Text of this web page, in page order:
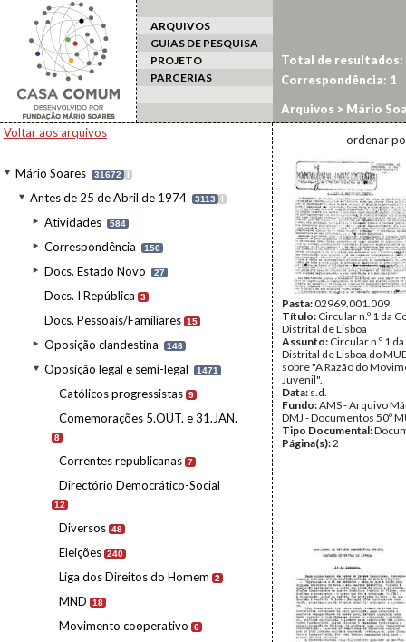
ARQUIVOS
GUIAS DE PESQUISA
PROJETO
PARCERIAS
Voltar aos arquivos
Mário Soares 31672 I
Antes de 25 de Abril de 1974 3113 I
Atividades 584
Correspondência 150
Docs. Estado Novo 27
Docs. I República 3
Docs. Pessoais/Familiares 15
Oposição clandestina 146
Oposição legal e semi-legal 1471
Católicos progressistas 9
Comemorações 5.OUT. e 31.JAN.
8
Correntes republicanas 7
Directório Democrático-Social
12
Diversos 48
Eleições 240
Liga dos Direitos do Homem 2
MND 18
Movimento cooperativo 6
Total de resultados:
Correspondência: 1
Arquivos > Mário
Organismos
ordenar
Pasta:02969.001.009
Título: Circular n.º 1 da
Distrital de Lisboa
Assunto: Circular n.º 1
Distrital de Lisboa do
sobre "A Razão do
Juvenil".
Data: s.d.
Fundo:AMS - Arquivo
DMJ - Documentos 50º
Tipo Documental:
Página(s):2